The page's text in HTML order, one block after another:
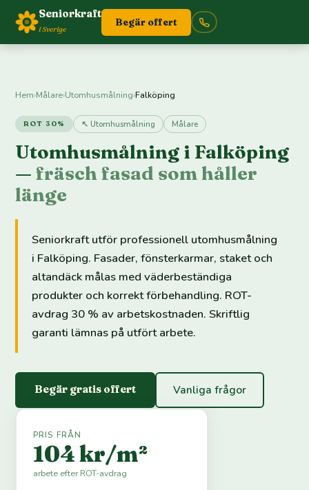
Seniorkraft
i Sverige
Begär offert
Hem›Målare›Utomhusmålning›Falköping
ROT 30% ↖ Utomhusmålning Målare
Utomhusmålning i Falköping
—fräsch fasad som håller
länge
Seniorkraft utför professionell utomhusmålning
i Falköping. Fasader, fönsterkarmar, staket och
altandäck målas med väderbeständiga
produkter och korrekt förbehandling. ROT-
avdrag 30 % av arbetskostnaden. Skriftlig
garanti lämnas på utfört arbete.
Begär gratis offert Vanliga frågor
PRIS FRÅN
104 kr/m²
arbete efter ROT-avdrag